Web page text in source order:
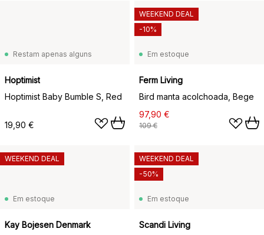
Restam apenas alguns
Hoptimist
Hoptimist Baby Bumble S, Red
19,90 €
Em estoque
Ferm Living
Bird manta acolchoada, Bege
97,90 €
109 €
WEEKEND DEAL
-10%
Em estoque
Kay Bojesen Denmark
WEEKEND DEAL
Em estoque
Scandi Living
WEEKEND DEAL
-50%